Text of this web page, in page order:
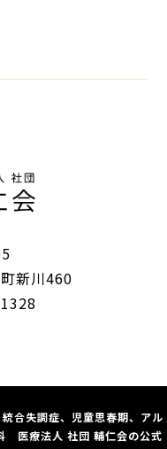
新川460
失調症、児童思春期、アル
医療法人 社団 輔仁会の公式